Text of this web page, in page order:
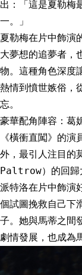
出：「這是夏勒梅
一。」
夏勒梅在片中飾演
大夢想的追夢者，
物。這種角色深度
熱情到憤世嫉俗，
忘。
豪華配角陣容：葛
《橫衝直闖》的
外，最引人注目的
Paltrow）的回歸
派特洛在片中飾
個試圖挽救自己下
子。她與馬蒂之間
劇情發展，也成為